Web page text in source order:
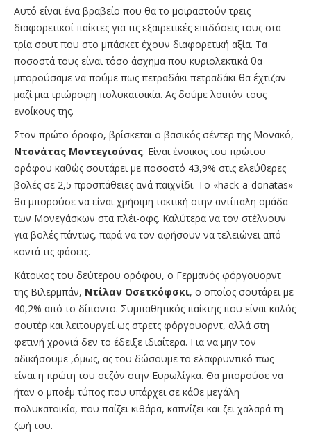
Αυτό είναι ένα βραβείο που θα το μοιραστούν τρεις
διαφορετικοί παίκτες για τις εξαιρετικές επιδόσεις τους στα
τρία σουτ που στο μπάσκετ έχουν διαφορετική αξία. Τα
ποσοστά τους είναι τόσο άσχημα που κυριολεκτικά θα
μπορούσαμε να πούμε πως πετραδάκι πετραδάκι θα έχτιζαν
μαζί μια τριώροφη πολυκατοικία. Ας δούμε λοιπόν τους
ενοίκους της.
Στον πρώτο όροφο, βρίσκεται ο βασικός σέντερ της Μονακό,
Ντονάτας Μοντεγιούνας. Είναι ένοικος του πρώτου
ορόφου καθώς σουτάρει με ποσοστό 43,9% στις ελεύθερες
βολές σε 2,5 προσπάθειες ανά παιχνίδι. Το «hack-a-donatas»
θα μπορούσε να είναι χρήσιμη τακτική στην αντίπαλη ομάδα
των Μονεγάσκων στα πλέι-οφς. Καλύτερα να τον στέλνουν
για βολές πάντως, παρά να τον αφήσουν να τελειώνει από
κοντά τις φάσεις.
Κάτοικος του δεύτερου ορόφου, ο Γερμανός φόργουορντ
της Βιλερμπάν, Ντίλαν Οσετκόφσκι, ο οποίος σουτάρει με
40,2% από το δίποντο. Συμπαθητικός παίκτης που είναι καλός
σουτέρ και λειτουργεί ως στρετς φόργουορντ, αλλά στη
φετινή χρονιά δεν το έδειξε ιδιαίτερα. Για να μην τον
αδικήσουμε ,όμως, ας του δώσουμε το ελαφρυντικό πως
είναι η πρώτη του σεζόν στην Ευρωλίγκα. Θα μπορούσε να
ήταν ο μποέμ τύπος που υπάρχει σε κάθε μεγάλη
πολυκατοικία, που παίζει κιθάρα, καπνίζει και ζει χαλαρά τη
ζωή του.